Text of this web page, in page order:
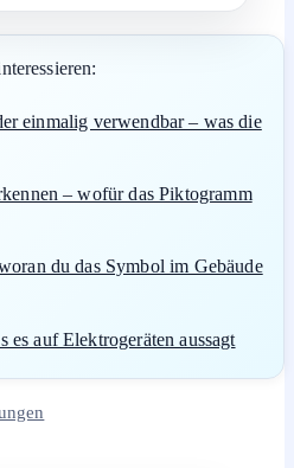
einmalig verwendbar – was die
– wofür das Piktogramm
du das Symbol im Gebäude
auf Elektrogeräten aussagt